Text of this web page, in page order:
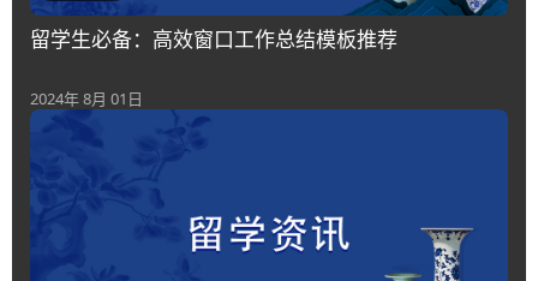
留学生必备：高效窗口工作总结模板推荐
2024年 8月 01日